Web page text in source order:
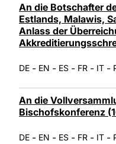
An die Botschafter
Estlands, Malawis,
Anlass der
DE - EN - ES - FR - IT -
An die
Bischofskonferenz
DE - EN - ES - FR - IT -